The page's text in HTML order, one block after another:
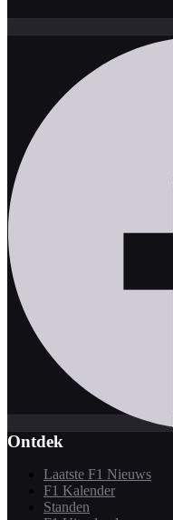
Ontdek
Laatste F1 Nieuws
F1 Kalender
Standen